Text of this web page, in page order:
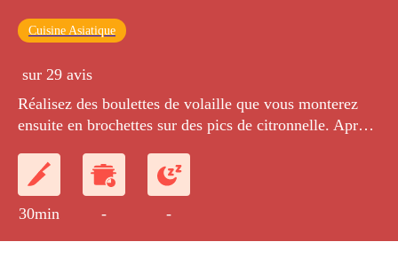
Cuisine Asiatique
sur 29 avis
Réalisez des boulettes de volaille que vous monterez
ensuite en brochettes sur des pics de citronnelle. Après
sauce soja au citron, au miel, aux herbes fraîches et au
sésame.
30min
- -